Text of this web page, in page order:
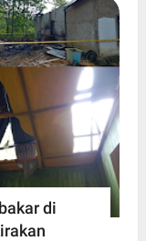
di